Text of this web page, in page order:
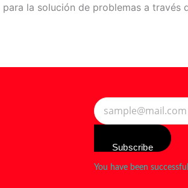
para la solución de problemas a
Subscribe
You have been